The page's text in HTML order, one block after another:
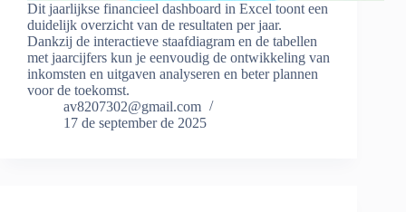
Dit jaarlijkse financieel dashboard in Excel toont een
duidelijk overzicht van de resultaten per jaar.
Dankzij de interactieve staafdiagram en de tabellen
met jaarcijfers kun je eenvoudig de ontwikkeling van
inkomsten en uitgaven analyseren en beter plannen
voor de toekomst.
av8207302@gmail.com
17 de september de 2025